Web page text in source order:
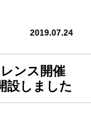
2019.07.24
ンス開催
設しました